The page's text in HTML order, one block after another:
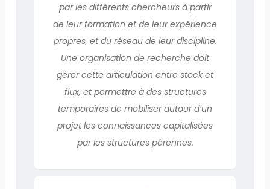
par les différents chercheurs à partir
de leur formation et de leur expérience
propres, et du réseau de leur discipline.
Une organisation de recherche doit
gérer cette articulation entre stock et
flux, et permettre à des structures
temporaires de mobiliser autour d’un
projet les connaissances capitalisées
par les structures pérennes.